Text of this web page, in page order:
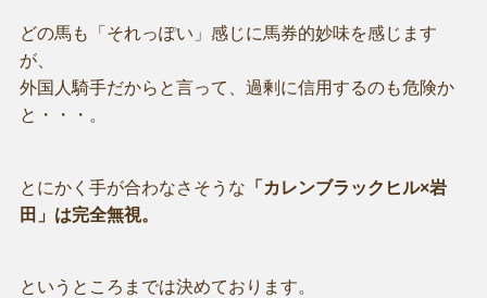
どの馬も「それっぽい」感じに馬券的妙味を感じます
が、
外国人騎手だからと言って、過剰に信用するのも危険か
と・・・。
とにかく手が合わなさそうな 「カレンブラックヒル×岩
田」は完全無視。
というところまでは決めております。